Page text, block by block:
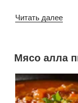
Читать далее
ОПУБЛИКОВАНО
Мясо алла